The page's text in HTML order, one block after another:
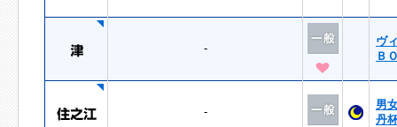
-
ヴ
Ｂ
-
男
丹